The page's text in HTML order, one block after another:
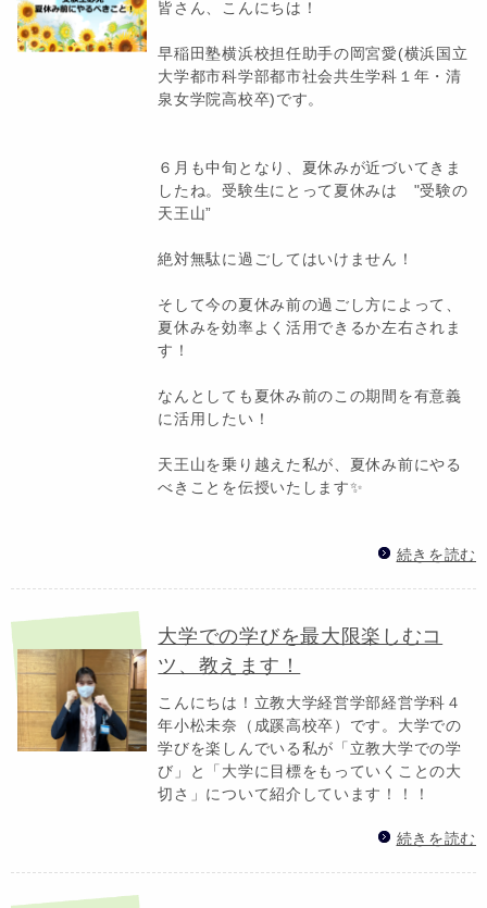
皆さん、こんにちは！
早稲田塾横浜校担任助手の岡宮愛(横浜国立
大学都市科学部都市社会共生学科１年・清
泉女学院高校卒)です。
６月も中旬となり、夏休みが近づいてきま
したね。受験生にとって夏休みは "受験の
天王山”
絶対無駄に過ごしてはいけません！
そして今の夏休み前の過ごし方によって、
夏休みを効率よく活用できるか左右されま
す！
なんとしても夏休み前のこの期間を有意義
に活用したい！
天王山を乗り越えた私が、夏休み前にやる
べきことを伝授いたします✨
続きを読む
大学での学びを最大限楽しむコ
ツ、教えます！
こんにちは！立教大学経営学部経営学科４
年小松未奈（成蹊高校卒）です。大学での
学びを楽しんでいる私が「立教大学での学
び」と「大学に目標をもっていくことの大
切さ」について紹介しています！！！
続きを読む